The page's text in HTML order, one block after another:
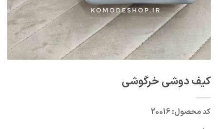
کیف دوشی خرگوشی
کد محصول:20016